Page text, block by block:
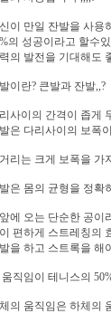
이 만일 잔발을 사용
의 성공이라고 할수
의 발전을 기대해도
이란? 큰발과 잔발,,?
사이의 간격이 좁게
은 다리사이의 보폭
리는 크게 보폭을 가
은 몸의 균형을 정확
에 오는 단순한 공이
편하게 스트레칭의
을 하고 스트록을 해
움직임이 테니스의
의 움직임은 하체의